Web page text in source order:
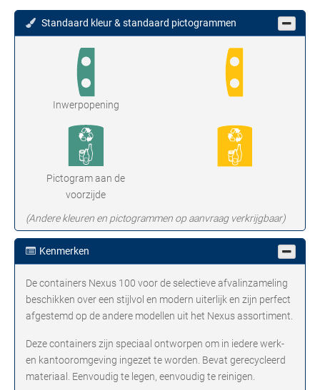
Standaard kleur & standaard pictogrammen
Inwerpopening
Pictogram aan de
voorzijde
(Andere kleuren en pictogrammen op aanvraag verkrijgbaar)
Kenmerken
De containers Nexus 100 voor de selectieve afvalinzameling
beschikken over een stijlvol en modern uiterlijk en zijn perfect
afgestemd op de andere modellen uit het Nexus assortiment.
Deze containers zijn speciaal ontworpen om in iedere werk-
en kantooromgeving ingezet te worden. Bevat gerecycleerd
materiaal. Eenvoudig te legen, eenvoudig te reinigen.